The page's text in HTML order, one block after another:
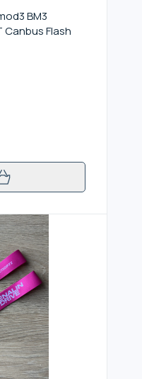
BM3
Canbus Flash